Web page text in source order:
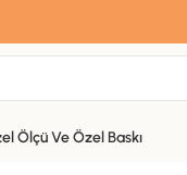
özel
Hemen üye ol, ilk
Ölçü Ve Özel Baskı